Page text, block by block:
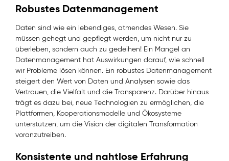
Robustes Datenmanagement
Daten sind wie ein lebendiges, atmendes Wesen. Sie
müssen gehegt und gepflegt werden, um nicht nur zu
überleben, sondern auch zu gedeihen! Ein Mangel an
Datenmanagement hat Auswirkungen darauf, wie schnell
wir Probleme lösen können. Ein robustes Datenmanagement
steigert den Wert von Daten und Analysen sowie das
Vertrauen, die Vielfalt und die Transparenz. Darüber hinaus
trägt es dazu bei, neue Technologien zu ermöglichen, die
Plattformen, Kooperationsmodelle und Ökosysteme
unterstützen, um die Vision der digitalen Transformation
voranzutreiben.
Konsistente und nahtlose Erfahrung